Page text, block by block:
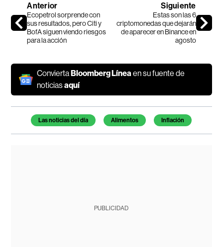
Anterior
Ecopetrol sorprende con
sus resultados, pero Citi y
BofA siguen viendo riesgos
para la acción
Siguiente
Estas son las 6
criptomonedas que dejarán
de aparecer en Binance en
agosto
ConviertaBloomberg Líneaen su fuente de
noticiasaquí
Temas de este artículo
Las noticias del día Alimentos Inflación
PUBLICIDAD